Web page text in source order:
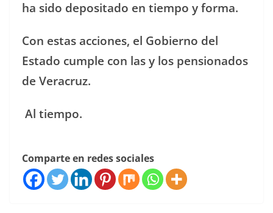
ha sido depositado en tiempo y forma.
Con estas acciones, el Gobierno del
Estado cumple con las y los pensionados
de Veracruz.
Al tiempo.
Comparte en redes sociales